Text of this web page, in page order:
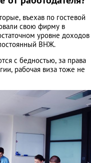
въехав по гостевой
свою фирму в
уровне доходов
ВНЖ.
с бедностью, за права
рабочая виза тоже не